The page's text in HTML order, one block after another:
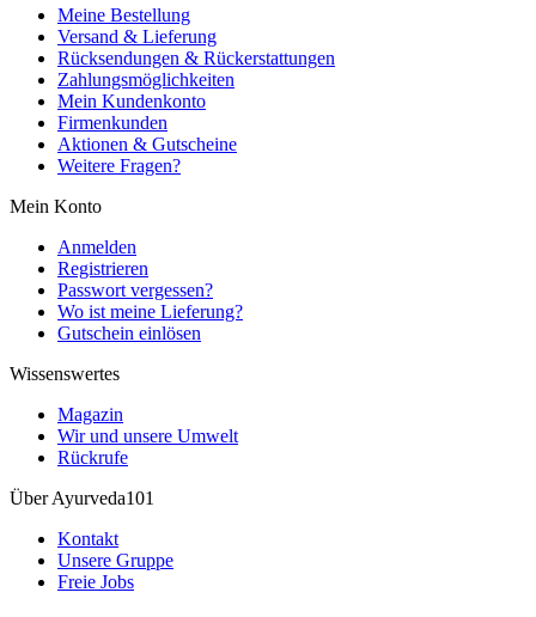
Meine Bestellung
Versand & Lieferung
Rücksendungen & Rückerstattungen
Zahlungsmöglichkeiten
Mein Kundenkonto
Firmenkunden
Aktionen & Gutscheine
Weitere Fragen?
Mein Konto
Anmelden
Registrieren
Passwort vergessen?
Wo ist meine Lieferung?
Gutschein einlösen
Wissenswertes
Magazin
Wir und unsere Umwelt
Rückrufe
Über Ayurveda101
Kontakt
Unsere Gruppe
Freie Jobs